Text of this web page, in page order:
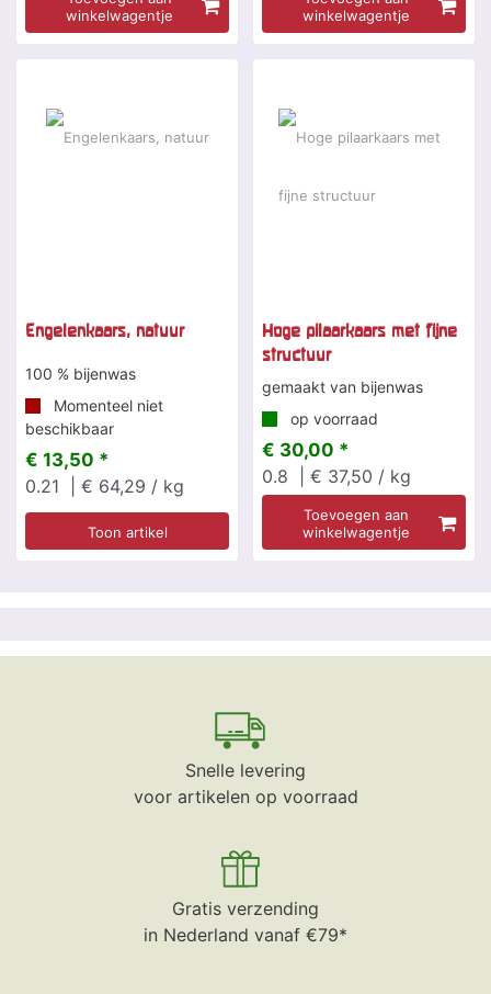
winkelwagentje
winkelwagentje
Engelenkaars, natuur
100 % bijenwas
Momenteel niet
beschikbaar
€ 13,50 *
0.21
| € 64,29 / kg
Toon artikel
Hoge pilaarkaars met fijne
structuur
gemaakt van bijenwas
op voorraad
€ 30,00 *
0.8
| € 37,50 / kg
Toevoegen aan
winkelwagentje
Snelle levering
voor artikelen op voorraad
Gratis verzending
in Nederland vanaf €79*